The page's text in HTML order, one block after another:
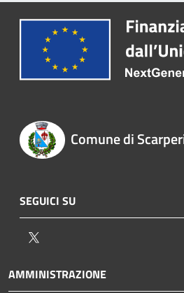
Comune di
SEGUICI SU
AMMINISTRAZIONE